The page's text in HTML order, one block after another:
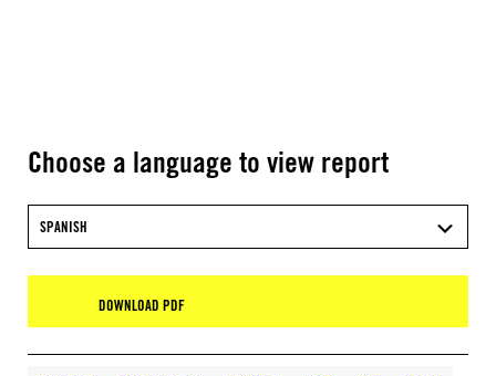
Choose a language to view report
SPANISH
DOWNLOAD PDF